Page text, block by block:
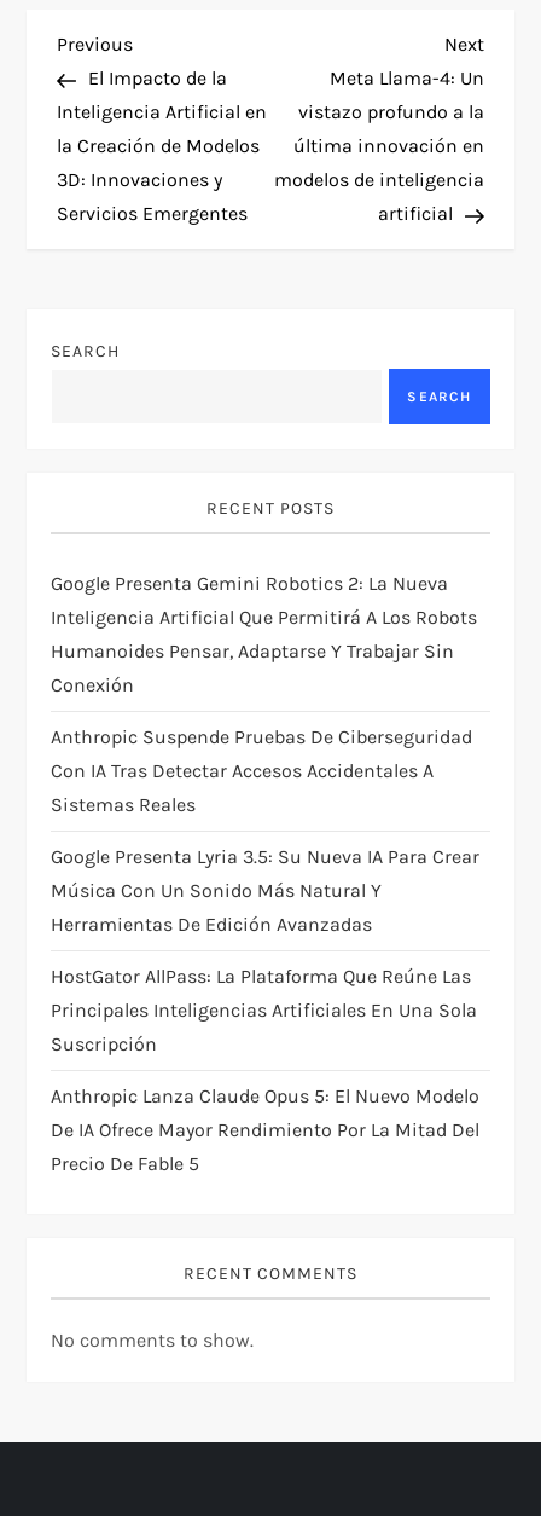
P
o
s
t
a
a
t
i
o
n
Previous
Post
Previous
El Impacto de la
Inteligencia Artificial en
la Creación de Modelos
3D: Innovaciones y
Servicios Emergentes
Next
Post
Next
Meta Llama-4: Un
vistazo profundo a la
última innovación en
modelos de inteligencia
artificial
SEARCH
SEARCH
RECENT POSTS
Google Presenta Gemini Robotics 2: La Nueva
Inteligencia Artificial Que Permitirá A Los Robots
Humanoides Pensar, Adaptarse Y Trabajar Sin
Conexión
Anthropic Suspende Pruebas De Ciberseguridad
Con IA Tras Detectar Accesos Accidentales A
Sistemas Reales
Google Presenta Lyria 3.5: Su Nueva IA Para Crear
Música Con Un Sonido Más Natural Y
Herramientas De Edición Avanzadas
HostGator AllPass: La Plataforma Que Reúne Las
Principales Inteligencias Artificiales En Una Sola
Suscripción
Anthropic Lanza Claude Opus 5: El Nuevo Modelo
De IA Ofrece Mayor Rendimiento Por La Mitad Del
Precio De Fable 5
RECENT COMMENTS
No comments to show.